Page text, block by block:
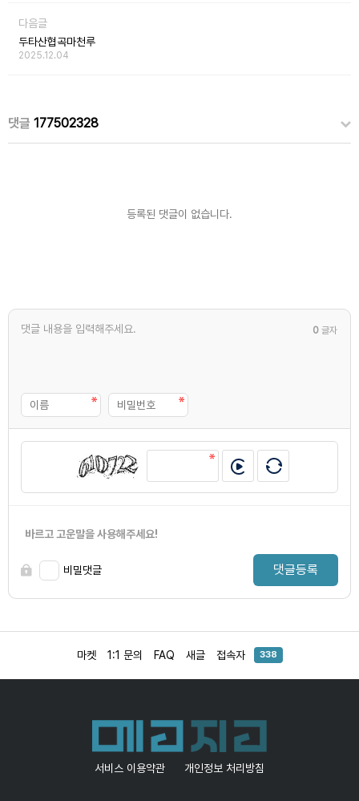
다음글
두타산협곡마천루
2025.12.04
댓글 177502328
등록된 댓글이 없습니다.
0 글자
바르고 고운말을 사용해주세요!
비밀댓글 댓글등록
마켓 1:1 문의 FAQ 새글 접속자 338
서비스 이용약관 개인정보 처리방침